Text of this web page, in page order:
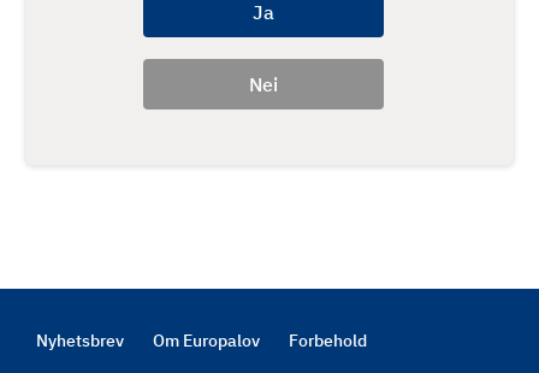
Footer
Nyhetsbrev Om Europalov
Forbehold